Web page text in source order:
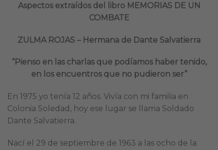
Aspectos extraídos del libro MEMORIAS DE UN
COMBATE
ZULMA ROJAS – Hermana de Dante Salvatierra
“Pienso en las charlas que podíamos haber tenido,
en los encuentros que no pudieron ser”
En 1975 yo tenía 12 años. Vivía con mi familia en
Colonia Soledad, hoy ese lugar se llama Soldado
Dante Salvatierra.
Nací el 29 de septiembre de 1963 a las ocho de la